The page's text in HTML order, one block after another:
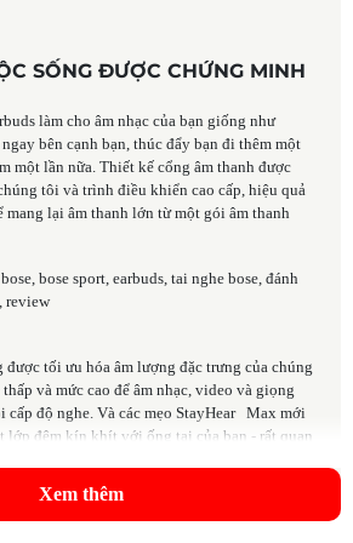
SỐNG ĐƯỢC CHỨNG MINH
làm cho âm nhạc của bạn giống như
bên cạnh bạn, thúc đẩy bạn đi thêm một
một lần nữa. Thiết kế cổng âm thanh được
tôi và trình điều khiển cao cấp, hiệu quả
mang lại âm thanh lớn từ một gói âm thanh
được tối ưu hóa âm lượng đặc trưng của chúng
và mức cao để âm nhạc, video và giọng
cấp độ nghe. Và các mẹo StayHear Max mới
lớp đệm kín khít với ống tai của bạn - rất quan
để chặn tiếng ồn xung quanh bạn để bạn có thể
tập luyện của mình.
Xem thêm